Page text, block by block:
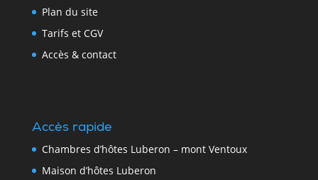
Plan du site
Tarifs et CGV
Accès & contact
Accès rapide
Chambres d’hôtes Luberon – mont Ventoux
Maison d’hôtes Luberon